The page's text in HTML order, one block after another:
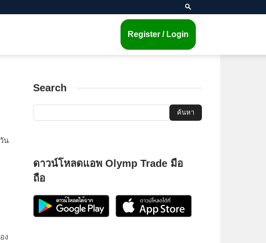
Register / Login
น
ง
Search
ดาวน์โหลดแอพ Olymp Trade มือ
ถือ